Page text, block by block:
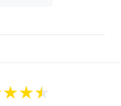
en masse rum - Køb den